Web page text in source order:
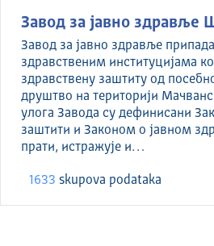
Завод за јавно здравље
Завод за јавно здравље
здравственим институцијама
здравствену заштиту од
друштво на територији
улога Завода су дефинисани
заштити и Законом о јавном
прати, истражује и…
1633 skupova podataka